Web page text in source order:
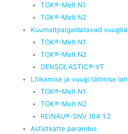
TOK®-Melt N1
TOK®-Melt N2
Kuumaltpaigaldatavad
TOK®-Melt N1
TOK®-Melt N2
DENSOLASTIC®-VT
Lõikamise ja vuugi täitmise
TOK®-Melt N1
TOK®-Melt N2
REINAU®-SNV 164 1.2
Asfaltkatte parandus